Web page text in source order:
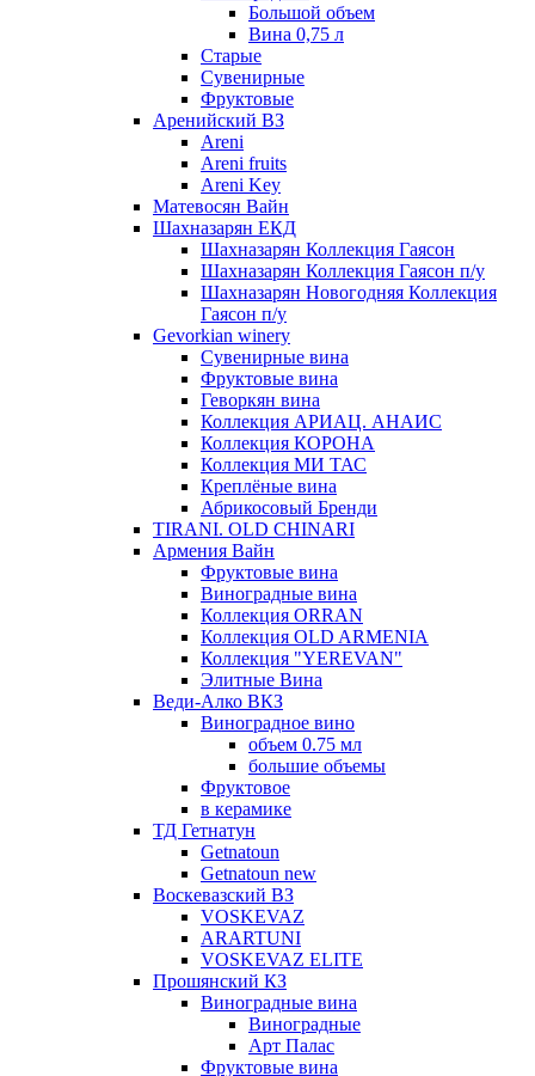
Большой объем
Вина 0,75 л
Старые
Сувенирные
Фруктовые
Аренийский ВЗ
Areni
Areni fruits
Areni Key
Матевосян Вайн
Шахназарян ЕКД
Шахназарян Коллекция Гаясон
Шахназарян Коллекция Гаясон п/у
Шахназарян Новогодняя Коллекция
Гаясон п/у
Gevorkian winery
Сувенирные вина
Фруктовые вина
Геворкян вина
Коллекция АРИАЦ. АНАИС
Коллекция КОРОНА
Коллекция МИ ТАС
Креплёные вина
Абрикосовый Бренди
TIRANI. OLD CHINARI
Армения Вайн
Фруктовые вина
Виноградные вина
Коллекция ORRAN
Коллекция OLD ARMENIA
Коллекция "YEREVAN"
Элитные Вина
Веди-Алко ВКЗ
Виноградное вино
объем 0.75 мл
большие объемы
Фруктовое
в керамике
ТД Гетнатун
Getnatoun
Getnatoun new
Воскевазский ВЗ
VOSKEVAZ
ARARTUNI
VOSKEVAZ ELITE
Прошянский КЗ
Виноградные вина
Виноградные
Арт Палас
Фруктовые вина